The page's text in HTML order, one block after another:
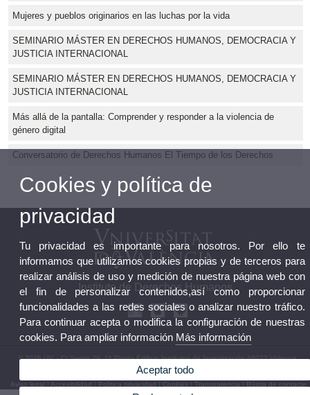
Mujeres y pueblos originarios en las luchas por la vida
SEMINARIO MÁSTER EN DERECHOS HUMANOS, DEMOCRACIA Y
JUSTICIA INTERNACIONAL
SEMINARIO MÁSTER EN DERECHOS HUMANOS, DEMOCRACIA Y
JUSTICIA INTERNACIONAL
Más allá de la pantalla: Comprender y responder a la violencia de
género digital
Conversatorio de Derechos Humanos El Tiempo de los Derechos
Instituto de Derechos Humanos
© 2026 UV. - C/ Serpis 29, 1ª Planta Edificio Institutos de Investigación 46022 Valencia.
Teléfono: 96 162 54 17
Aviso legal Accesibilidad Política privacidad Cookies Transparencia Bústia de contacte
Cookies y política de
privacidad
Tu privacidad es importante para nosotros. Por ello te
informamos que utilizamos cookies propias y de terceros para
realizar análisis de uso y medición de nuestra página web con
el fin de personalizar contenidos,así como proporcionar
funcionalidades a las redes sociales o analizar nuestro tráfico.
Para continuar acepta o modifica la configuración de nuestras
cookies. Para ampliar información Más información
Aceptar todo